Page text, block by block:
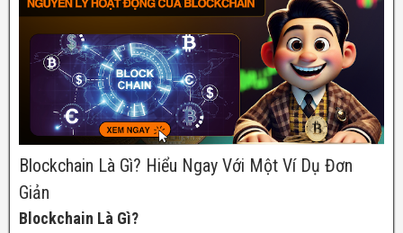
Blockchain Là Gì? Hiểu Ngay Với Một Ví Dụ Đơn
Giản
Blockchain Là Gì?